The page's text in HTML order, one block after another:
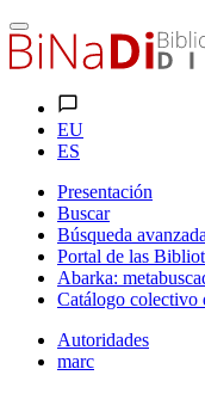
EU
ES
Presentación
Buscar
Búsqueda avanzada
Portal de las
Abarka:
Catálogo
Autoridades
marc